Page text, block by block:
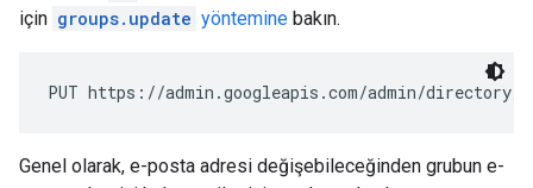
için groups.update yöntemine bakın.
PUT https://admin.googleapis.com/admin/directory/
Genel olarak, e-posta adresi değişebileceğinden grubun e-